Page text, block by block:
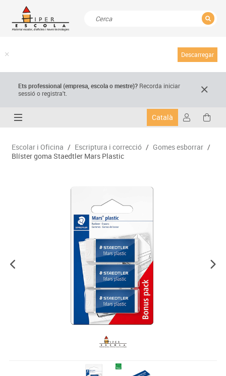
Descarregar
Ets professional (empresa,escola o mestre)? Recorda iniciar
sessió o registra't.
Català
Escolar i Oficina / Escriptura i correcció / Gomes esborrar /
Blíster goma Staedtler Mars Plastic